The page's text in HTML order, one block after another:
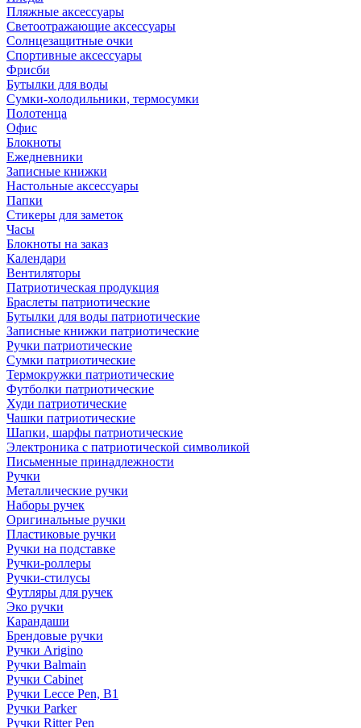
Пляжные аксессуары
Светоотражающие аксессуары
Солнцезащитные очки
Спортивные аксессуары
Фрисби
Бутылки для воды
Сумки-холодильники, термосумки
Полотенца
Офис
Блокноты
Ежедневники
Записные книжки
Настольные аксессуары
Папки
Стикеры для заметок
Часы
Блокноты на заказ
Календари
Вентиляторы
Патриотическая продукция
Браслеты патриотические
Бутылки для воды патриотические
Записные книжки патриотические
Ручки патриотические
Сумки патриотические
Термокружки патриотические
Футболки патриотические
Худи патриотические
Чашки патриотические
Шапки, шарфы патриотические
Электроника с патриотической символикой
Письменные принадлежности
Ручки
Металлические ручки
Наборы ручек
Оригинальные ручки
Пластиковые ручки
Ручки на подставке
Ручки-роллеры
Ручки-стилусы
Футляры для ручек
Эко ручки
Карандаши
Брендовые ручки
Ручки Arigino
Ручки Balmain
Ручки Cabinet
Ручки Lecce Pen, B1
Ручки Parker
Ручки Ritter Pen